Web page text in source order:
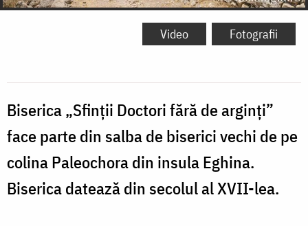
Video Fotografii
Biserica „Sfinții Doctori fără de arginți”
face parte din salba de biserici vechi de pe
colina Paleochora din insula Eghina.
Biserica datează din secolul al XVII-lea.